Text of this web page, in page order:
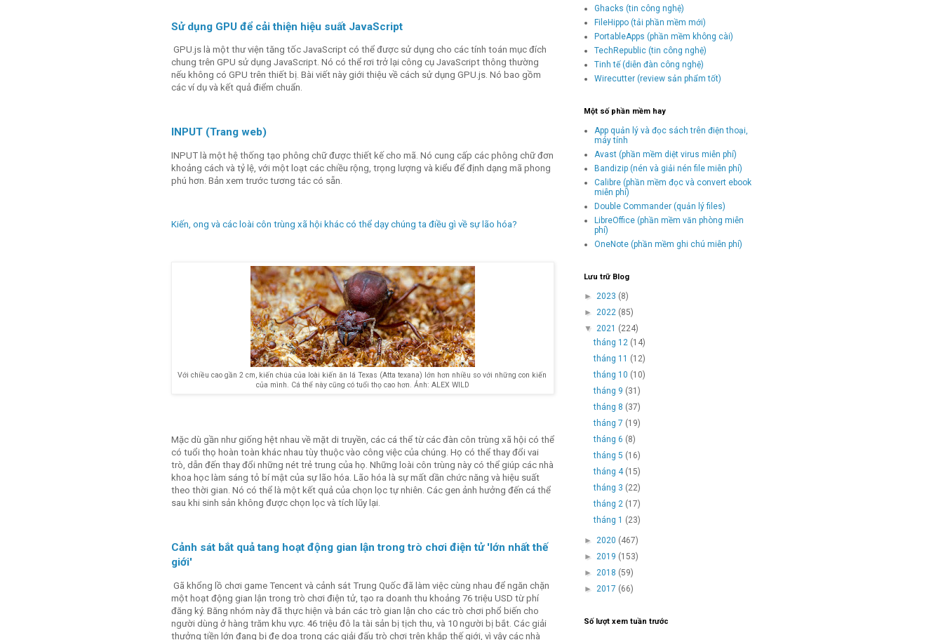
Sử dụng GPU để cải thiện hiệu suất JavaScript
GPU.js là một thư viện tăng tốc JavaScript có thể được sử dụng cho các tính toán mục đích
chung trên GPU sử dụng JavaScript. Nó có thể rơi trở lại công cụ JavaScript thông thường
nếu không có GPU trên thiết bị. Bài viết này giới thiệu về cách sử dụng GPU.js. Nó bao gồm
các ví dụ và kết quả điểm chuẩn.
INPUT (Trang web)
INPUT là một hệ thống tạo phông chữ được thiết kế cho mã. Nó cung cấp các phông chữ đơn
khoảng cách và tỷ lệ, với một loạt các chiều rộng, trọng lượng và kiểu để định dạng mã phong
phú hơn. Bản xem trước tương tác có sẵn.
Kiến, ong và các loài côn trùng xã hội khác có thể dạy chúng ta điều gì về sự lão hóa?
Với chiều cao gần 2 cm, kiến ​​chúa của loài kiến ​​ăn lá Texas (Atta texana) lớn hơn nhiều so với những con kiến ​​
của mình. Cá thể này cũng có tuổi thọ cao hơn. Ảnh: ALEX WILD
Mặc dù gần như giống hệt nhau về mặt di truyền, các cá thể từ các đàn côn trùng xã hội có thể
có tuổi thọ hoàn toàn khác nhau tùy thuộc vào công việc của chúng. Họ có thể thay đổi vai
trò, dẫn đến thay đổi những nét trẻ trung của họ. Những loài côn trùng này có thể giúp các nhà
khoa học làm sáng tỏ bí mật của sự lão hóa. Lão hóa là sự mất dần chức năng và hiệu suất
theo thời gian. Nó có thể là một kết quả của chọn lọc tự nhiên. Các gen ảnh hưởng đến cá thể
sau khi sinh sản không được chọn lọc và tích lũy lại.
Cảnh sát bắt quả tang hoạt động gian lận trong trò chơi điện tử 'lớn nhất thế
giới'
Gã khổng lồ chơi game Tencent và cảnh sát Trung Quốc đã làm việc cùng nhau để ngăn chặn
một hoạt động gian lận trong trò chơi điện tử, tạo ra doanh thu khoảng 76 triệu USD từ phí
đăng ký. Băng nhóm này đã thực hiện và bán các trò gian lận cho các trò chơi phổ biến cho
người dùng ở hàng trăm khu vực. 46 triệu đô la tài sản bị tịch thu, và 10 người bị bắt. Các giải
thưởng tiền lớn đang bị đe dọa trong các giải đấu trò chơi trên khắp thế giới, vì vậy các nhà
Ghacks (tin công nghệ)
FileHippo (tải phần mềm mới)
PortableApps (phần mềm không cài)
TechRepublic (tin công nghệ)
Tinh tế (diễn đàn công nghệ)
Wirecutter (review sản phẩm tốt)
Một số phần mềm hay
App quản lý và đọc sách trên điện thoại,
máy tính
Avast (phần mềm diệt virus miễn phí)
Bandizip (nén và giải nén file miễn phí)
Calibre (phần mềm đọc và convert ebook
miễn phí)
Double Commander (quản lý files)
LibreOffice (phần mềm văn phòng miễn
phí)
OneNote (phần mềm ghi chú miễn phí)
Lưu trữ Blog
► 2023 (8)
► 2022 (85)
▼ 2021 (224)
tháng 12 (14)
tháng 11 (12)
tháng 10 (10)
tháng 9 (31)
tháng 8 (37)
tháng 7 (19)
tháng 6 (8)
tháng 5 (16)
tháng 4 (15)
tháng 3 (22)
tháng 2 (17)
tháng 1 (23)
► 2020 (467)
► 2019 (153)
► 2018 (59)
► 2017 (66)
Số lượt xem tuần trước